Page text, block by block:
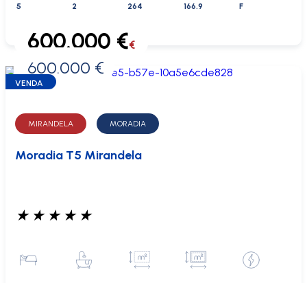
5 2 264 166.9 F
0 €
600.000 €€
600.000 €
VENDA
MIRANDELA MORADIA
Moradia T5 Mirandela
★ ★ ★ ★ ★